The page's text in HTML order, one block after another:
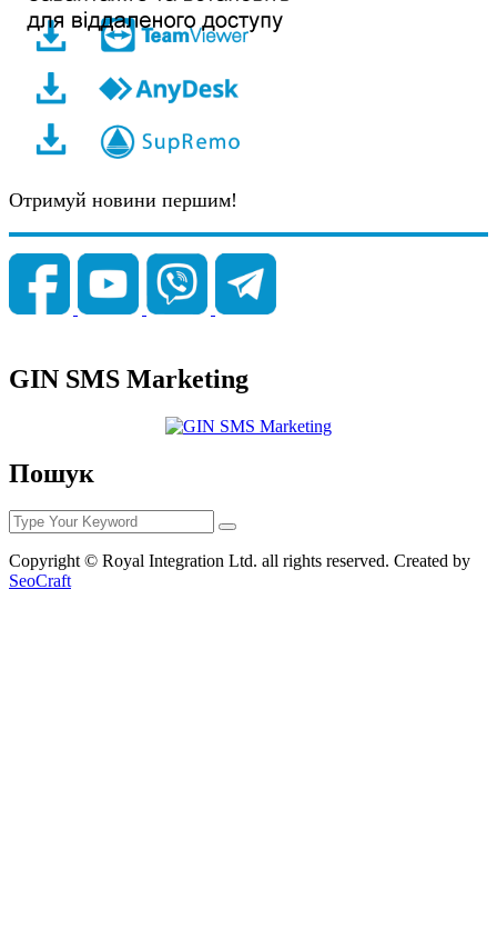
Отримуй новини першим!
GIN SMS Marketing
Пошук
Copyright © Royal Integration Ltd. all rights reserved. Created by
SeoCraft